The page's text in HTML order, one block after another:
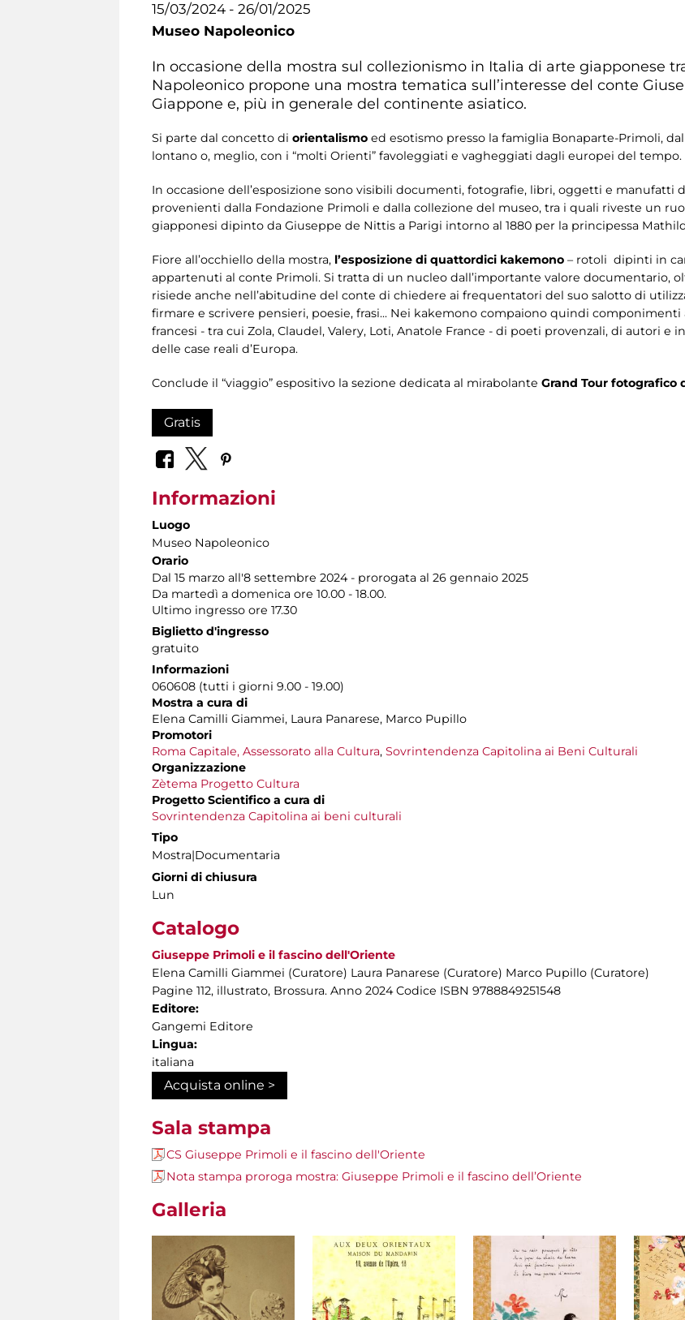
15/03/2024 - 26/01/2025
Museo Napoleonico
In occasione della mostra sul collezionismo in Italia di arte giapponese
Napoleonico propone una mostra tematica sull’interesse del conte
Giappone e, più in generale del continente asiatico.
Si parte dal concetto di orientalismo ed esotismo presso la famiglia Bonaparte-Primoli,
lontano o, meglio, con i “molti Orienti” favoleggiati e vagheggiati dagli europei del tempo.
In occasione dell’esposizione sono visibili documenti, fotografie, libri, oggetti e manufatti
provenienti dalla Fondazione Primoli e dalla collezione del museo, tra i quali riveste un
giapponesi dipinto da Giuseppe de Nittis a Parigi intorno al 1880 per la principessa
Fiore all’occhiello della mostra, l’esposizione di quattordici kakemono – rotoli dipinti in
appartenuti al conte Primoli. Si tratta di un nucleo dall’importante valore documentario,
risiede anche nell’abitudine del conte di chiedere ai frequentatori del suo salotto di
firmare e scrivere pensieri, poesie, frasi... Nei kakemono compaiono quindi
francesi - tra cui Zola, Claudel, Valery, Loti, Anatole France - di poeti provenzali, di autori
delle case reali d’Europa.
Conclude il “viaggio” espositivo la sezione dedicata al mirabolante Grand Tour fotografico
Gratis
Informazioni
Luogo
Museo Napoleonico
Orario
Dal 15 marzo all'8 settembre 2024 - prorogata al 26 gennaio 2025
Da martedì a domenica ore 10.00 - 18.00.
Ultimo ingresso ore 17.30
Biglietto d'ingresso
gratuito
Informazioni
060608 (tutti i giorni 9.00 - 19.00)
Mostra a cura di
Elena Camilli Giammei, Laura Panarese, Marco Pupillo
Promotori
Roma Capitale, Assessorato alla Cultura, Sovrintendenza Capitolina ai Beni Culturali
Organizzazione
Zètema Progetto Cultura
Progetto Scientifico a cura di
Sovrintendenza Capitolina ai beni culturali
Tipo
Mostra|Documentaria
Giorni di chiusura
Lun
Catalogo
Giuseppe Primoli e il fascino dell'Oriente
Elena Camilli Giammei (Curatore) Laura Panarese (Curatore) Marco Pupillo (Curatore)
Pagine 112, illustrato, Brossura. Anno 2024 Codice ISBN 9788849251548
Editore:
Gangemi Editore
Lingua:
italiana
Acquista online >
Sala stampa
CS Giuseppe Primoli e il fascino dell'Oriente
Nota stampa proroga mostra: Giuseppe Primoli e il fascino dell’Oriente
Galleria